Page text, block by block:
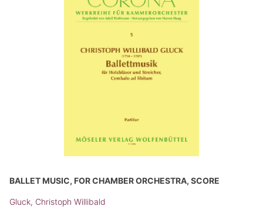
BALLET MUSIC, FOR CHAMBER ORCHESTRA, SCORE
Gluck, Christoph Willibald